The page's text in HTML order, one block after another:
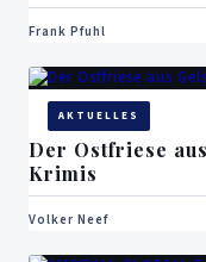
Frank Pfuhl
AKTUELLES
Der Ostfriese
Krimis
Volker Neef